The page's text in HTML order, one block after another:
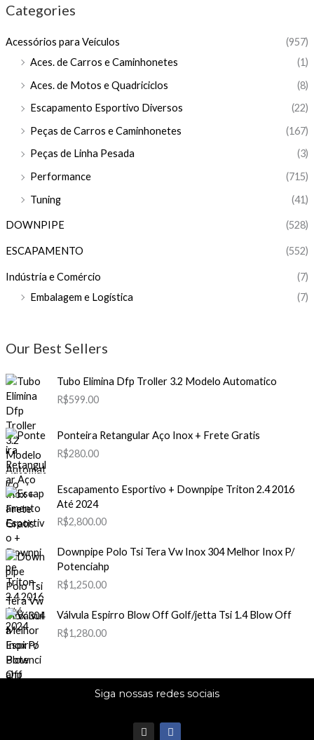
Categories
Acessórios para Veículos
(957)
Aces. de Carros e Caminhonetes
(1)
Aces. de Motos e Quadriciclos
(8)
Escapamento Esportivo Diversos
(22)
Peças de Carros e Caminhonetes
(167)
Peças de Linha Pesada
(3)
Performance
(715)
Tuning
(41)
DOWNPIPE (528)
ESCAPAMENTO (552)
Indústria e Comércio
(7)
Embalagem e Logística
(7)
Our Best Sellers
Tubo Elimina Dfp Troller 3.2 Modelo Automatico
R$599.00
Ponteira Retangular Aço Inox + Frete Gratis
R$280.00
Escapamento Esportivo + Downpipe Triton 2.4 2016
Até 2024
R$2,800.00
Downpipe Polo Tsi Tera Vw Inox 304 Melhor Inox P/
Potenciahp
R$1,250.00
Válvula Espirro Blow Off Golf/jetta Tsi 1.4 Blow Off
R$1,280.00
Siga nossas redes sociais
I
n
F
a